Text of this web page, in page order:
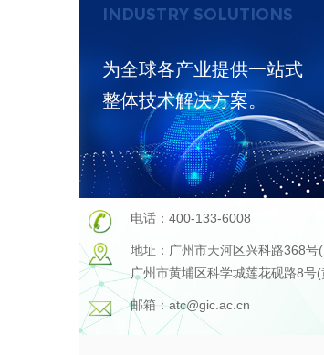
INDUSTRY SOLUTIONS
为全球各产业提供一站式
整体技术解决方案。
电话：400-133-6008
地址：广州市天河区兴科路368号
广州市黄埔区科学城莲花砚路8号
邮箱：atc@gic.ac.cn